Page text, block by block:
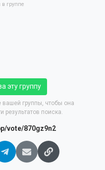
группе
эту группу
группы, чтобы она
результатов поиска.
vote/870gz9n2